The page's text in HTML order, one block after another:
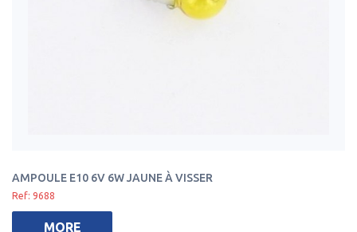
AMPOULE E10 6V 6W JAUNE À VISSER
Ref: 9688
MORE